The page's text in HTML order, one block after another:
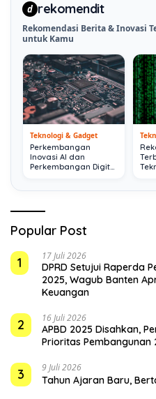
d rekomendit
Rekomendasi Berita & Inovasi
untuk Kamu
Teknologi & Gadget
Perkembangan
Inovasi AI dan
Perkembangan Digital
Popular Post
1
17 Juli 2026
DPRD Setujui Raperda
2025, Wagub Banten
Keuangan
2 16 Juli 2026
APBD 2025 Disahkan,
Prioritas Pembangunan
3 9 Juli 2026
Tahun Ajaran Baru,